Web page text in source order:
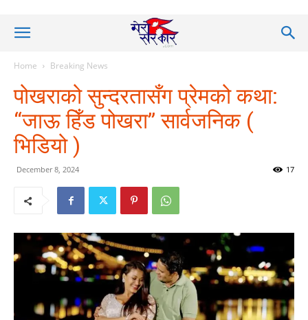
Home Breaking News
पोखराको सुन्दरतासँग प्रेमको कथा:
“जाऊ हिँड पोखरा” सार्वजनिक (
भिडियो )
December 8, 2024 17